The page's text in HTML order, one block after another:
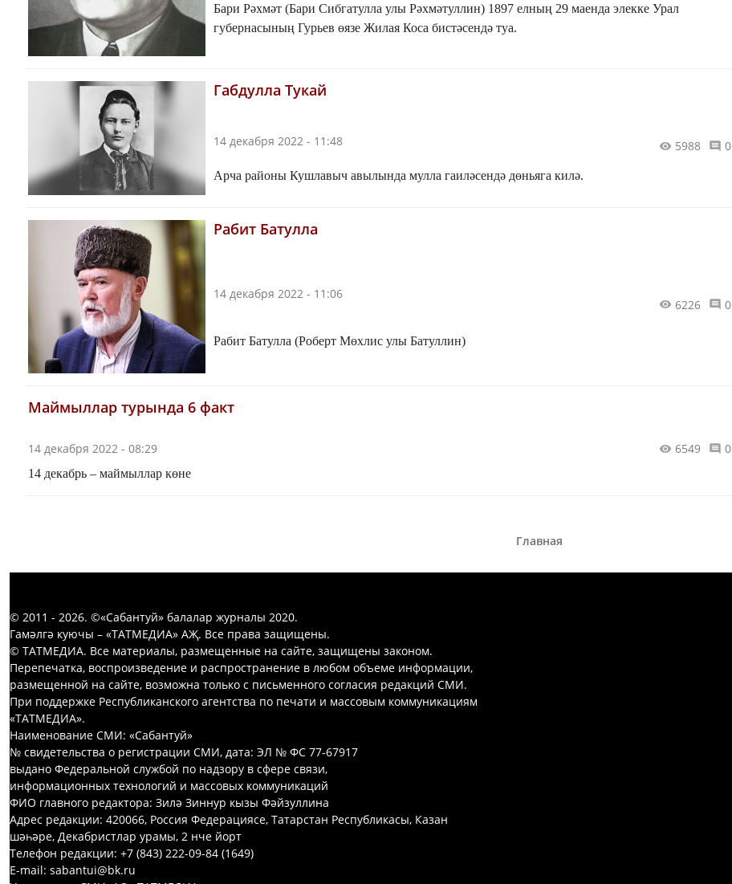
Бари Рәхмәт (Бари Сибгатулла улы Рәхмәтуллин) 1897 елның 29 маенда элекке Урал
губернасының Гурьев өязе Жилая Коса бистәсендә туа.
Габдулла Тукай
14 декабря 2022 - 11:48 5988 0
Арча районы Кушлавыч авылында мулла гаиләсендә дөньяга килә.
Рабит Батулла
14 декабря 2022 - 11:06
6226 0
Рабит Батулла (Роберт Мөхлис улы Батуллин)
Маймыллар турында 6 факт
14 декабря 2022 - 08:29 6549 0
14 декабрь – маймыллар көне
Главная
© 2011 - 2026. ©«Сабантуй» балалар журналы 2020.
Гамәлгә куючы – «ТАТМЕДИА» АҖ. Все права защищены.
© ТАТМЕДИА. Все материалы, размещенные на сайте, защищены законом.
Перепечатка, воспроизведение и распространение в любом объеме информации,
размещенной на сайте, возможна только с письменного согласия редакций СМИ.
При поддержке Республиканского агентства по печати и массовым коммуникациям
«ТАТМЕДИА».
Наименование СМИ: «Сабантуй»
№ свидетельства о регистрации СМИ, дата: ЭЛ № ФС 77-67917
выдано Федеральной службой по надзору в сфере связи,
информационных технологий и массовых коммуникаций
ФИО главного редактора: Зилә Зиннур кызы Фәйзуллина
Адрес редакции: 420066, Россия Федерациясе, Татарстан Республикасы, Казан
шәһәре, Декабристлар урамы, 2 нче йорт
Телефон редакции: +7 (843) 222-09-84 (1649)
E-mail: sabantui@bk.ru